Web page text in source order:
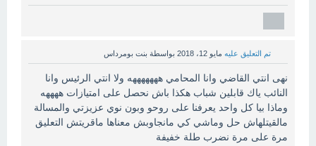
تم التعليق عليه مايو 12، 2018 بواسطة بنت بومرداس
نهى انتي القاضي وانا المحامي هههههههه ولا انتي الرئيس وانا
النائب ياك قابلين شباب هكذا باش نحصل على امتيازات ههههه
وماذا بيا كل واحد يعرفنا على روحو وبون نوي عزيزتي والمسالة
مالقيتلهاش حل وماشي كي مانجاوبش معناها ماقريتش التعليق
مرة على مرة نضرب طلة خفيفة